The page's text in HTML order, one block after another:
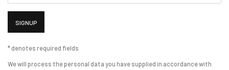
SIGNUP
* denotes required fields
We will process the personal data you have supplied in accordance with